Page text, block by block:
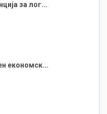
за лог...
економск...